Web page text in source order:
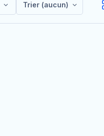
avec certification
Trier (aucun)